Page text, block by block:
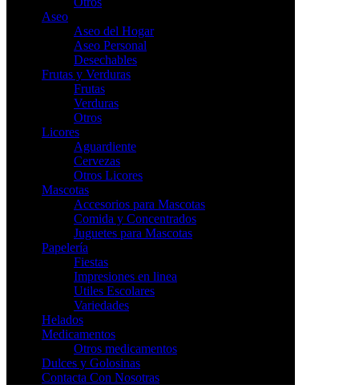
Aseo
Aseo del Hogar
Aseo Personal
Desechables
Frutas y Verduras
Frutas
Verduras
Otros
Licores
Aguardiente
Cervezas
Otros Licores
Mascotas
Accesorios para Mascotas
Comida y Concentrados
Juguetes para Mascotas
Papelería
Fiestas
Impresiones en linea
Utiles Escolares
Variedades
Helados
Medicamentos
Otros medicamentos
Dulces y Golosinas
Contacta Con Nosotras